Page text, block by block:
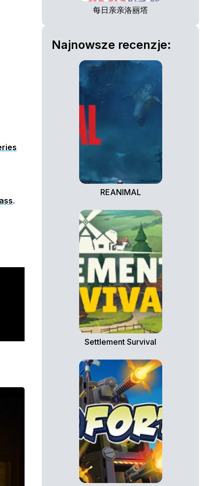
.
每日亲亲洛丽塔
Najnowsze recenzje:
REANIMAL
Settlement Survival